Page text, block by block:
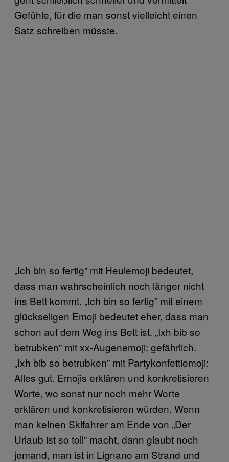
Gefühle, für die man sonst vielleicht einen
Satz schreiben müsste.
„Ich bin so fertig” mit Heulemoji bedeutet,
dass man wahrscheinlich noch länger nicht
ins Bett kommt. „Ich bin so fertig” mit einem
glückseligen Emoji bedeutet eher, dass man
schon auf dem Weg ins Bett ist. „Ixh bib so
betrubken” mit xx-Augenemoji: gefährlich.
„Ixh bib so betrubken” mit Partykonfettiemoji:
Alles gut. Emojis erklären und konkretisieren
Worte, wo sonst nur noch mehr Worte
erklären und konkretisieren würden. Wenn
man keinen Skifahrer am Ende von „Der
Urlaub ist so toll” macht, dann glaubt noch
jemand, man ist in Lignano am Strand und